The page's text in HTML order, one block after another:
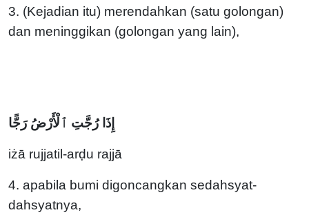
3. (Kejadian itu) merendahkan (satu golongan)
dan meninggikan (golongan yang lain),
إِذَا رُجَّتِ ٱلْأَرْضُ رَجًّا
iżā rujjatil-arḍu rajjā
4. apabila bumi digoncangkan sedahsyat-
dahsyatnya,